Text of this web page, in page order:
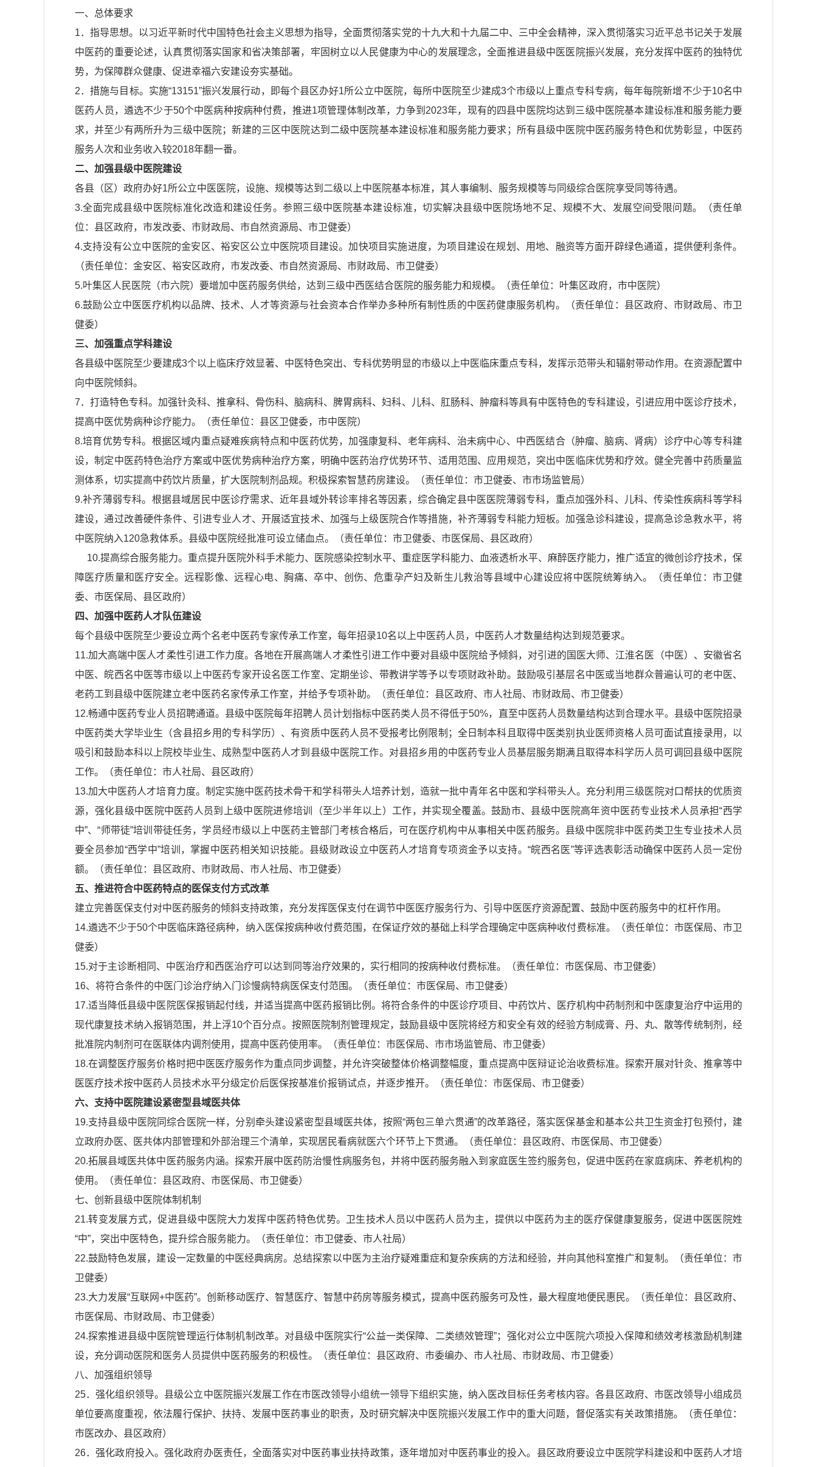
一、总体要求
1．指导思想。以习近平新时代中国特色社会主义思想为指导，全面贯彻落实党的十九大和十九届二中、三中全会精神，深入贯彻落实习近平总书记关于发展
中医药的重要论述，认真贯彻落实国家和省决策部署，牢固树立以人民健康为中心的发展理念，全面推进县级中医医院振兴发展，充分发挥中医药的独特优
势，为保障群众健康、促进幸福六安建设夯实基础。
2．措施与目标。实施“13151”振兴发展行动，即每个县区办好1所公立中医院，每所中医院至少建成3个市级以上重点专科专病，每年每院新增不少于10名中
医药人员，遴选不少于50个中医病种按病种付费，推进1项管理体制改革，力争到2023年，现有的四县中医院均达到三级中医院基本建设标准和服务能力要
求，并至少有两所升为三级中医院；新建的三区中医院达到二级中医院基本建设标准和服务能力要求；所有县级中医院中医药服务特色和优势彰显，中医药
服务人次和业务收入较2018年翻一番。
二、加强县级中医院建设
各县（区）政府办好1所公立中医医院，设施、规模等达到二级以上中医院基本标准，其人事编制、服务规模等与同级综合医院享受同等待遇。
3.全面完成县级中医院标准化改造和建设任务。参照三级中医院基本建设标准，切实解决县级中医院场地不足、规模不大、发展空间受限问题。（责任单
位：县区政府，市发改委、市财政局、市自然资源局、市卫健委）
4.支持没有公立中医院的金安区、裕安区公立中医院项目建设。加快项目实施进度，为项目建设在规划、用地、融资等方面开辟绿色通道，提供便利条件。
（责任单位：金安区、裕安区政府，市发改委、市自然资源局、市财政局、市卫健委）
5.叶集区人民医院（市六院）要增加中医药服务供给，达到三级中西医结合医院的服务能力和规模。（责任单位：叶集区政府，市中医院）
6.鼓励公立中医医疗机构以品牌、技术、人才等资源与社会资本合作举办多种所有制性质的中医药健康服务机构。（责任单位：县区政府、市财政局、市卫
健委）
三、加强重点学科建设
各县级中医院至少要建成3个以上临床疗效显著、中医特色突出、专科优势明显的市级以上中医临床重点专科，发挥示范带头和辐射带动作用。在资源配置中
向中医院倾斜。
7．打造特色专科。加强针灸科、推拿科、骨伤科、脑病科、脾胃病科、妇科、儿科、肛肠科、肿瘤科等具有中医特色的专科建设，引进应用中医诊疗技术，
提高中医优势病种诊疗能力。（责任单位：县区卫健委，市中医院）
8.培育优势专科。根据区域内重点疑难疾病特点和中医药优势，加强康复科、老年病科、治未病中心、中西医结合（肿瘤、脑病、肾病）诊疗中心等专科建
设，制定中医药特色治疗方案或中医优势病种治疗方案，明确中医药治疗优势环节、适用范围、应用规范，突出中医临床优势和疗效。健全完善中药质量监
测体系，切实提高中药饮片质量，扩大医院制剂品规。积极探索智慧药房建设。（责任单位：市卫健委、市市场监管局）
9.补齐薄弱专科。根据县域居民中医诊疗需求、近年县域外转诊率排名等因素，综合确定县中医医院薄弱专科，重点加强外科、儿科、传染性疾病科等学科
建设，通过改善硬件条件、引进专业人才、开展适宜技术、加强与上级医院合作等措施，补齐薄弱专科能力短板。加强急诊科建设，提高急诊急救水平，将
中医院纳入120急救体系。县级中医院经批准可设立储血点。（责任单位：市卫健委、市医保局、县区政府）
10.提高综合服务能力。重点提升医院外科手术能力、医院感染控制水平、重症医学科能力、血液透析水平、麻醉医疗能力，推广适宜的微创诊疗技术，保
障医疗质量和医疗安全。远程影像、远程心电、胸痛、卒中、创伤、危重孕产妇及新生儿救治等县域中心建设应将中医院统筹纳入。（责任单位：市卫健
委、市医保局、县区政府）
四、加强中医药人才队伍建设
每个县级中医院至少要设立两个名老中医药专家传承工作室，每年招录10名以上中医药人员，中医药人才数量结构达到规范要求。
11.加大高端中医人才柔性引进工作力度。各地在开展高端人才柔性引进工作中要对县级中医院给予倾斜，对引进的国医大师、江淮名医（中医）、安徽省名
中医、皖西名中医等市级以上中医药专家开设名医工作室、定期坐诊、带教讲学等予以专项财政补助。鼓励吸引基层名中医或当地群众普遍认可的老中医、
老药工到县级中医院建立老中医药名家传承工作室，并给予专项补助。（责任单位：县区政府、市人社局、市财政局、市卫健委）
12.畅通中医药专业人员招聘通道。县级中医院每年招聘人员计划指标中医药类人员不得低于50%，直至中医药人员数量结构达到合理水平。县级中医院招录
中医药类大学毕业生（含县招乡用的专科学历）、有资质中医药人员不受报考比例限制；全日制本科且取得中医类别执业医师资格人员可面试直接录用，以
吸引和鼓励本科以上院校毕业生、成熟型中医药人才到县级中医院工作。对县招乡用的中医药专业人员基层服务期满且取得本科学历人员可调回县级中医院
工作。（责任单位：市人社局、县区政府）
13.加大中医药人才培育力度。制定实施中医药技术骨干和学科带头人培养计划，造就一批中青年名中医和学科带头人。充分利用三级医院对口帮扶的优质资
源，强化县级中医院中医药人员到上级中医院进修培训（至少半年以上）工作，并实现全覆盖。鼓励市、县级中医院高年资中医药专业技术人员承担“西学
中”、“师带徒”培训带徒任务，学员经市级以上中医药主管部门考核合格后，可在医疗机构中从事相关中医药服务。县级中医院非中医药类卫生专业技术人员
要全员参加“西学中”培训，掌握中医药相关知识技能。县级财政设立中医药人才培育专项资金予以支持。“皖西名医”等评选表彰活动确保中医药人员一定份
额。（责任单位：县区政府、市财政局、市人社局、市卫健委）
五、推进符合中医药特点的医保支付方式改革
建立完善医保支付对中医药服务的倾斜支持政策，充分发挥医保支付在调节中医医疗服务行为、引导中医医疗资源配置、鼓励中医药服务中的杠杆作用。
14.遴选不少于50个中医临床路径病种，纳入医保按病种收付费范围，在保证疗效的基础上科学合理确定中医病种收付费标准。（责任单位：市医保局、市卫
健委）
15.对于主诊断相同、中医治疗和西医治疗可以达到同等治疗效果的，实行相同的按病种收付费标准。（责任单位：市医保局、市卫健委）
16、将符合条件的中医门诊治疗纳入门诊慢病特病医保支付范围。（责任单位：市医保局、市卫健委）
17.适当降低县级中医院医保报销起付线，并适当提高中医药报销比例。将符合条件的中医诊疗项目、中药饮片、医疗机构中药制剂和中医康复治疗中运用的
现代康复技术纳入报销范围，并上浮10个百分点。按照医院制剂管理规定，鼓励县级中医院将经方和安全有效的经验方制成膏、丹、丸、散等传统制剂，经
批准院内制剂可在医联体内调剂使用，提高中医药使用率。（责任单位：市医保局、市市场监管局、市卫健委）
18.在调整医疗服务价格时把中医医疗服务作为重点同步调整，并允许突破整体价格调整幅度，重点提高中医辩证论治收费标准。探索开展对针灸、推拿等中
医医疗技术按中医药人员技术水平分级定价后医保按基准价报销试点，并逐步推开。（责任单位：市医保局、市卫健委）
六、支持中医院建设紧密型县域医共体
19.支持县级中医院同综合医院一样，分别牵头建设紧密型县域医共体，按照“两包三单六贯通”的改革路径，落实医保基金和基本公共卫生资金打包预付，建
立政府办医、医共体内部管理和外部治理三个清单，实现居民看病就医六个环节上下贯通。（责任单位：县区政府、市医保局、市卫健委）
20.拓展县域医共体中医药服务内涵。探索开展中医药防治慢性病服务包，并将中医药服务融入到家庭医生签约服务包，促进中医药在家庭病床、养老机构的
使用。（责任单位：县区政府、市医保局、市卫健委）
七、创新县级中医院体制机制
21.转变发展方式，促进县级中医院大力发挥中医药特色优势。卫生技术人员以中医药人员为主，提供以中医药为主的医疗保健康复服务，促进中医医院姓
“中”，突出中医特色，提升综合服务能力。（责任单位：市卫健委、市人社局）
22.鼓励特色发展，建设一定数量的中医经典病房。总结探索以中医为主治疗疑难重症和复杂疾病的方法和经验，并向其他科室推广和复制。（责任单位：市
卫健委）
23.大力发展“互联网+中医药”。创新移动医疗、智慧医疗、智慧中药房等服务模式，提高中医药服务可及性，最大程度地便民惠民。（责任单位：县区政府、
市医保局、市财政局、市卫健委）
24.探索推进县级中医院管理运行体制机制改革。对县级中医院实行“公益一类保障、二类绩效管理”；强化对公立中医院六项投入保障和绩效考核激励机制建
设，充分调动医院和医务人员提供中医药服务的积极性。（责任单位：县区政府、市委编办、市人社局、市财政局、市卫健委）
八、加强组织领导
25．强化组织领导。县级公立中医院振兴发展工作在市医改领导小组统一领导下组织实施，纳入医改目标任务考核内容。各县区政府、市医改领导小组成员
单位要高度重视，依法履行保护、扶持、发展中医药事业的职责，及时研究解决中医院振兴发展工作中的重大问题，督促落实有关政策措施。（责任单位：
市医改办、县区政府）
26．强化政府投入。强化政府办医责任，全面落实对中医药事业扶持政策，逐年增加对中医药事业的投入。县区政府要设立中医院学科建设和中医药人才培